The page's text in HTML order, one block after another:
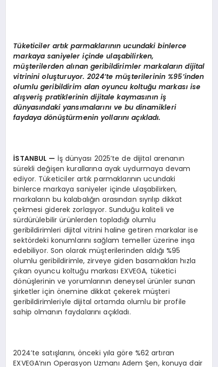
Tüketiciler artık parmaklarının ucundaki binlerce
markaya saniyeler içinde ulaşabilirken,
müşterilerden alınan geribildirimler markaların dijital
vitrinini oluşturuyor. 2024’te müşterilerinin %95’inden
olumlu geribildirim alan oyuncu koltuğu markası ise
alışveriş pratiklerinin dijitale kaymasının iş
dünyasındaki yansımalarını ve bu dinamikleri
faydaya dönüştürmenin yollarını açıkladı.
İSTANBUL — İş dünyası 2025’te de dijital arenanın
sürekli değişen kurallarına ayak uydurmaya devam
ediyor. Tüketiciler artık parmaklarının ucundaki
binlerce markaya saniyeler içinde ulaşabilirken,
markaların bu kalabalığın arasından sıyrılıp dikkat
çekmesi giderek zorlaşıyor. Sunduğu kaliteli ve
sürdürülebilir ürünlerden topladığı olumlu
geribildirimleri dijital vitrini haline getiren markalar ise
sektördeki konumlarını sağlam temeller üzerine inşa
edebiliyor. Son olarak müşterilerinden aldığı %95
olumlu geribildirimle, zirveye giden basamakları hızla
çıkan oyuncu koltuğu markası EXVEGA, tüketici
dönüşlerinin ve yorumlarının deneysel ürünler sunan
şirketler için önemine dikkat çekerek müşteri
geribildirimleriyle dijital ortamda olumlu bir profile
sahip olmanın faydalarını açıkladı.
2024’te satışlarını, önceki yıla göre %62 artıran
EXVEGA’nın Operasyon Uzmanı Adem Şen, konuya dair